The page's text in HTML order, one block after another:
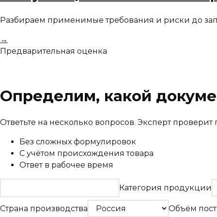
Разбираем применимые требования и риски до
→
Предварительная оценка
Определим, какой
Ответьте на несколько вопросов. Эксперт
Без сложных формулировок
С учётом происхождения товара
Ответ в рабочее время
Категория продукции
Страна производства Объём